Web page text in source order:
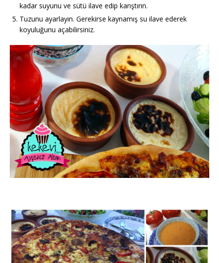
kadar suyunu ve sütü ilave edip karıştırın.
Tuzunu ayarlayın. Gerekirse kaynamış su ilave ederek
koyuluğunu açabilirsiniz.